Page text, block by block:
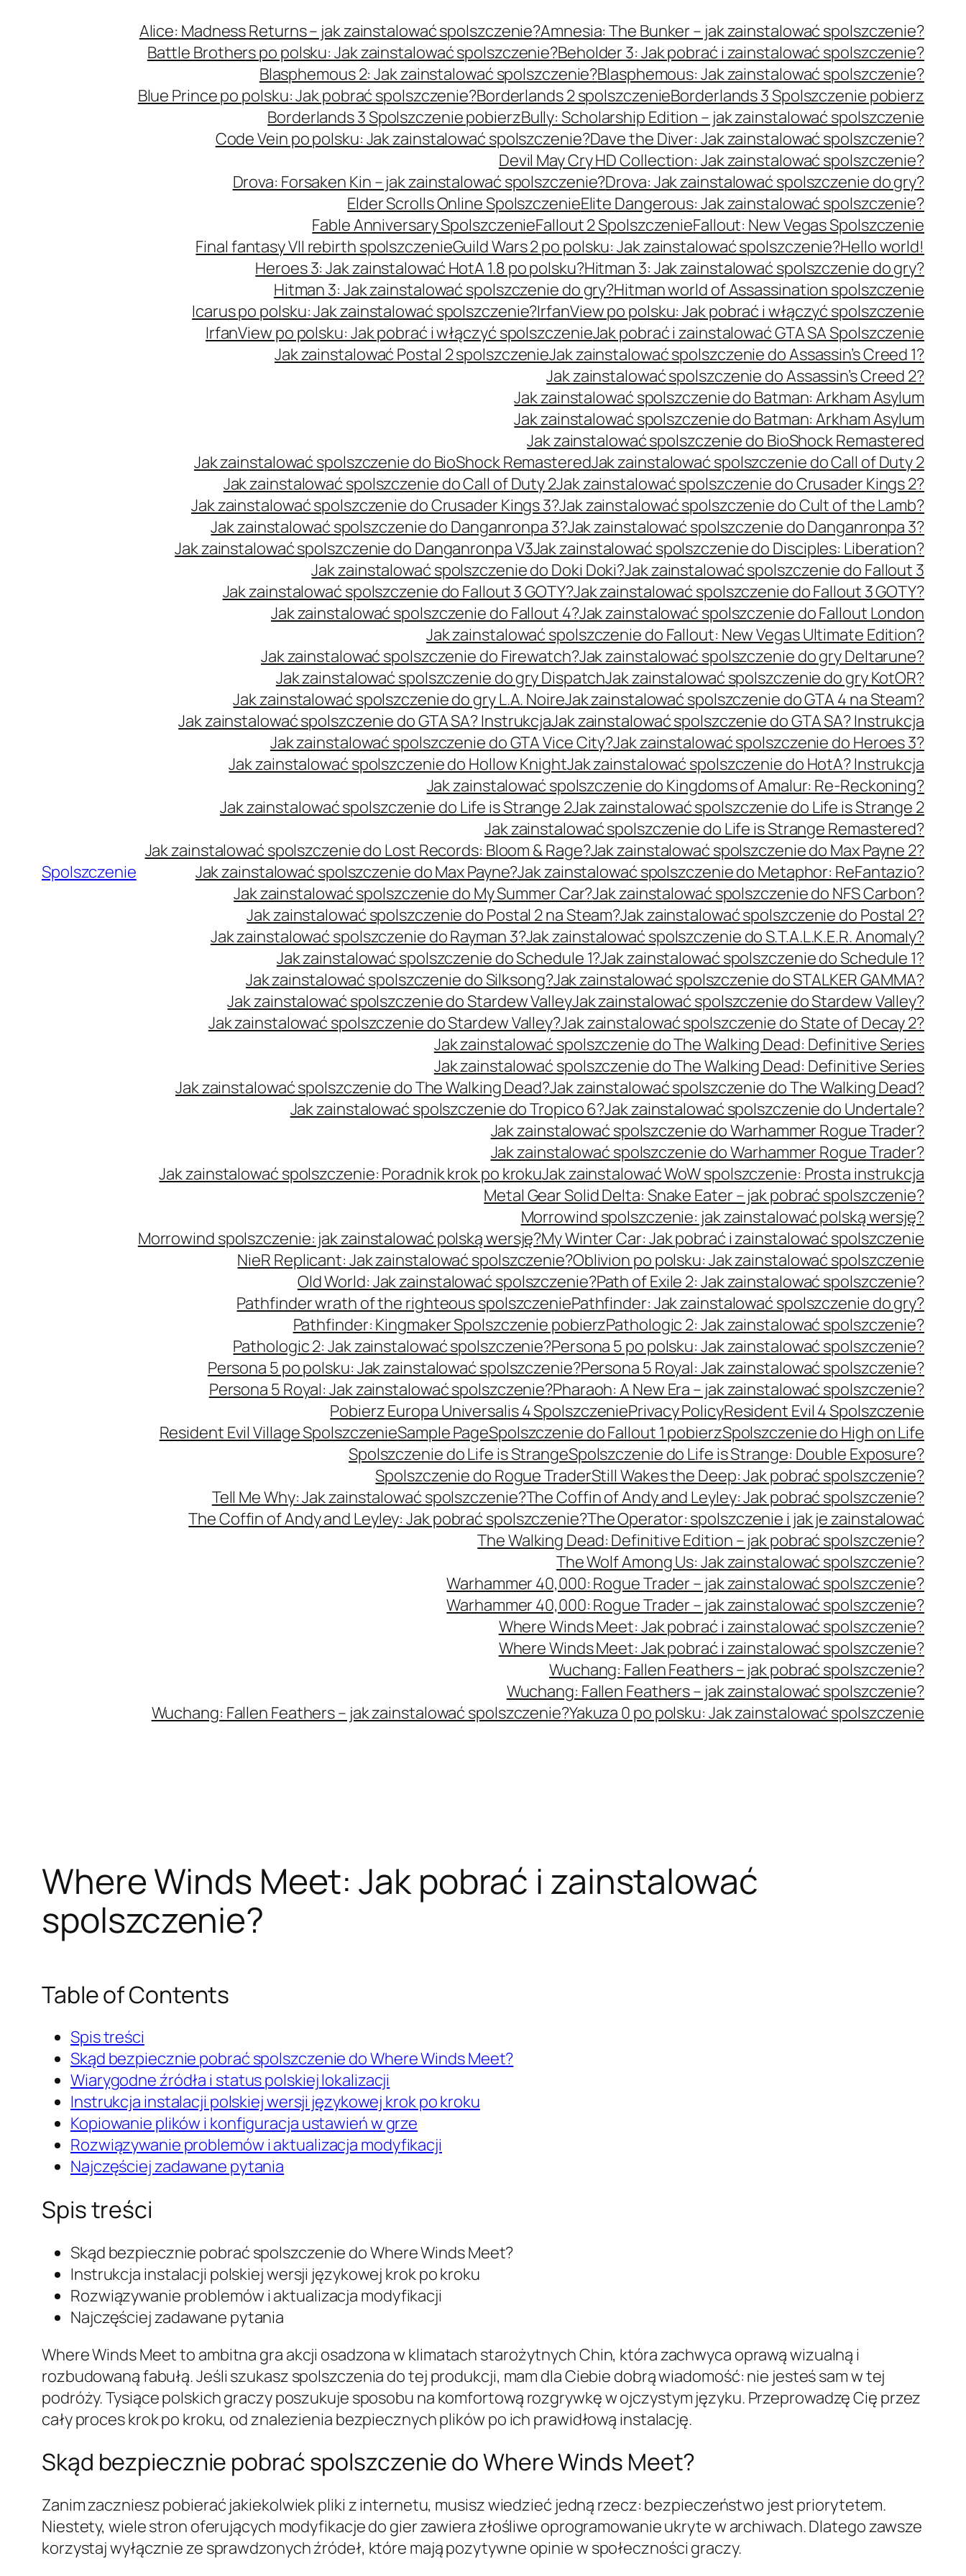
Spolszczenie
Alice: Madness Returns – jak zainstalować spolszczenie?Amnesia: The Bunker – jak zainstalować spolszczenie?
Battle Brothers po polsku: Jak zainstalować spolszczenie?Beholder 3: Jak pobrać i zainstalować spolszczenie?
Blasphemous 2: Jak zainstalować spolszczenie?Blasphemous: Jak zainstalować spolszczenie?
Blue Prince po polsku: Jak pobrać spolszczenie?Borderlands 2 spolszczenieBorderlands 3 Spolszczenie pobierz
Borderlands 3 Spolszczenie pobierzBully: Scholarship Edition – jak zainstalować spolszczenie
Code Vein po polsku: Jak zainstalować spolszczenie?Dave the Diver: Jak zainstalować spolszczenie?
Devil May Cry HD Collection: Jak zainstalować spolszczenie?
Drova: Forsaken Kin – jak zainstalować spolszczenie?Drova: Jak zainstalować spolszczenie do gry?
Elder Scrolls Online SpolszczenieElite Dangerous: Jak zainstalować spolszczenie?
Fable Anniversary SpolszczenieFallout 2 SpolszczenieFallout: New Vegas Spolszczenie
Final fantasy VII rebirth spolszczenieGuild Wars 2 po polsku: Jak zainstalować spolszczenie?Hello world!
Heroes 3: Jak zainstalować HotA 1.8 po polsku?Hitman 3: Jak zainstalować spolszczenie do gry?
Hitman 3: Jak zainstalować spolszczenie do gry?Hitman world of Assassination spolszczenie
Icarus po polsku: Jak zainstalować spolszczenie?IrfanView po polsku: Jak pobrać i włączyć spolszczenie
IrfanView po polsku: Jak pobrać i włączyć spolszczenieJak pobrać i zainstalować GTA SA Spolszczenie
Jak zainstalować Postal 2 spolszczenieJak zainstalować spolszczenie do Assassin’s Creed 1?
Jak zainstalować spolszczenie do Assassin’s Creed 2?
Jak zainstalować spolszczenie do Batman: Arkham Asylum
Jak zainstalować spolszczenie do Batman: Arkham Asylum
Jak zainstalować spolszczenie do BioShock Remastered
Jak zainstalować spolszczenie do BioShock RemasteredJak zainstalować spolszczenie do Call of Duty 2
Jak zainstalować spolszczenie do Call of Duty 2Jak zainstalować spolszczenie do Crusader Kings 2?
Jak zainstalować spolszczenie do Crusader Kings 3?Jak zainstalować spolszczenie do Cult of the Lamb?
Jak zainstalować spolszczenie do Danganronpa 3?Jak zainstalować spolszczenie do Danganronpa 3?
Jak zainstalować spolszczenie do Danganronpa V3Jak zainstalować spolszczenie do Disciples: Liberation?
Jak zainstalować spolszczenie do Doki Doki?Jak zainstalować spolszczenie do Fallout 3
Jak zainstalować spolszczenie do Fallout 3 GOTY?Jak zainstalować spolszczenie do Fallout 3 GOTY?
Jak zainstalować spolszczenie do Fallout 4?Jak zainstalować spolszczenie do Fallout London
Jak zainstalować spolszczenie do Fallout: New Vegas Ultimate Edition?
Jak zainstalować spolszczenie do Firewatch?Jak zainstalować spolszczenie do gry Deltarune?
Jak zainstalować spolszczenie do gry DispatchJak zainstalować spolszczenie do gry KotOR?
Jak zainstalować spolszczenie do gry L.A. NoireJak zainstalować spolszczenie do GTA 4 na Steam?
Jak zainstalować spolszczenie do GTA SA? InstrukcjaJak zainstalować spolszczenie do GTA SA? Instrukcja
Jak zainstalować spolszczenie do GTA Vice City?Jak zainstalować spolszczenie do Heroes 3?
Jak zainstalować spolszczenie do Hollow KnightJak zainstalować spolszczenie do HotA? Instrukcja
Jak zainstalować spolszczenie do Kingdoms of Amalur: Re-Reckoning?
Jak zainstalować spolszczenie do Life is Strange 2Jak zainstalować spolszczenie do Life is Strange 2
Jak zainstalować spolszczenie do Life is Strange Remastered?
Jak zainstalować spolszczenie do Lost Records: Bloom & Rage?Jak zainstalować spolszczenie do Max Payne 2?
Jak zainstalować spolszczenie do Max Payne?Jak zainstalować spolszczenie do Metaphor: ReFantazio?
Jak zainstalować spolszczenie do My Summer Car?Jak zainstalować spolszczenie do NFS Carbon?
Jak zainstalować spolszczenie do Postal 2 na Steam?Jak zainstalować spolszczenie do Postal 2?
Jak zainstalować spolszczenie do Rayman 3?Jak zainstalować spolszczenie do S.T.A.L.K.E.R. Anomaly?
Jak zainstalować spolszczenie do Schedule 1?Jak zainstalować spolszczenie do Schedule 1?
Jak zainstalować spolszczenie do Silksong?Jak zainstalować spolszczenie do STALKER GAMMA?
Jak zainstalować spolszczenie do Stardew ValleyJak zainstalować spolszczenie do Stardew Valley?
Jak zainstalować spolszczenie do Stardew Valley?Jak zainstalować spolszczenie do State of Decay 2?
Jak zainstalować spolszczenie do The Walking Dead: Definitive Series
Jak zainstalować spolszczenie do The Walking Dead: Definitive Series
Jak zainstalować spolszczenie do The Walking Dead?Jak zainstalować spolszczenie do The Walking Dead?
Jak zainstalować spolszczenie do Tropico 6?Jak zainstalować spolszczenie do Undertale?
Jak zainstalować spolszczenie do Warhammer Rogue Trader?
Jak zainstalować spolszczenie do Warhammer Rogue Trader?
Jak zainstalować spolszczenie: Poradnik krok po krokuJak zainstalować WoW spolszczenie: Prosta instrukcja
Metal Gear Solid Delta: Snake Eater – jak pobrać spolszczenie?
Morrowind spolszczenie: jak zainstalować polską wersję?
Morrowind spolszczenie: jak zainstalować polską wersję?My Winter Car: Jak pobrać i zainstalować spolszczenie
NieR Replicant: Jak zainstalować spolszczenie?Oblivion po polsku: Jak zainstalować spolszczenie
Old World: Jak zainstalować spolszczenie?Path of Exile 2: Jak zainstalować spolszczenie?
Pathfinder wrath of the righteous spolszczeniePathfinder: Jak zainstalować spolszczenie do gry?
Pathfinder: Kingmaker Spolszczenie pobierzPathologic 2: Jak zainstalować spolszczenie?
Pathologic 2: Jak zainstalować spolszczenie?Persona 5 po polsku: Jak zainstalować spolszczenie?
Persona 5 po polsku: Jak zainstalować spolszczenie?Persona 5 Royal: Jak zainstalować spolszczenie?
Persona 5 Royal: Jak zainstalować spolszczenie?Pharaoh: A New Era – jak zainstalować spolszczenie?
Pobierz Europa Universalis 4 SpolszczeniePrivacy PolicyResident Evil 4 Spolszczenie
Resident Evil Village SpolszczenieSample PageSpolszczenie do Fallout 1 pobierzSpolszczenie do High on Life
Spolszczenie do Life is StrangeSpolszczenie do Life is Strange: Double Exposure?
Spolszczenie do Rogue TraderStill Wakes the Deep: Jak pobrać spolszczenie?
Tell Me Why: Jak zainstalować spolszczenie?The Coffin of Andy and Leyley: Jak pobrać spolszczenie?
The Coffin of Andy and Leyley: Jak pobrać spolszczenie?The Operator: spolszczenie i jak je zainstalować
The Walking Dead: Definitive Edition – jak pobrać spolszczenie?
The Wolf Among Us: Jak zainstalować spolszczenie?
Warhammer 40,000: Rogue Trader – jak zainstalować spolszczenie?
Warhammer 40,000: Rogue Trader – jak zainstalować spolszczenie?
Where Winds Meet: Jak pobrać i zainstalować spolszczenie?
Where Winds Meet: Jak pobrać i zainstalować spolszczenie?
Wuchang: Fallen Feathers – jak pobrać spolszczenie?
Wuchang: Fallen Feathers – jak zainstalować spolszczenie?
Wuchang: Fallen Feathers – jak zainstalować spolszczenie?Yakuza 0 po polsku: Jak zainstalować spolszczenie
Where Winds Meet: Jak pobrać i zainstalować
spolszczenie?
Table of Contents
Spis treści
Skąd bezpiecznie pobrać spolszczenie do Where Winds Meet?
Wiarygodne źródła i status polskiej lokalizacji
Instrukcja instalacji polskiej wersji językowej krok po kroku
Kopiowanie plików i konfiguracja ustawień w grze
Rozwiązywanie problemów i aktualizacja modyfikacji
Najczęściej zadawane pytania
Spis treści
Skąd bezpiecznie pobrać spolszczenie do Where Winds Meet?
Instrukcja instalacji polskiej wersji językowej krok po kroku
Rozwiązywanie problemów i aktualizacja modyfikacji
Najczęściej zadawane pytania
Where Winds Meet to ambitna gra akcji osadzona w klimatach starożytnych Chin, która zachwyca oprawą wizualną i
rozbudowaną fabułą. Jeśli szukasz spolszczenia do tej produkcji, mam dla Ciebie dobrą wiadomość: nie jesteś sam w tej
podróży. Tysiące polskich graczy poszukuje sposobu na komfortową rozgrywkę w ojczystym języku. Przeprowadzę Cię przez
cały proces krok po kroku, od znalezienia bezpiecznych plików po ich prawidłową instalację.
Skąd bezpiecznie pobrać spolszczenie do Where Winds Meet?
Zanim zaczniesz pobierać jakiekolwiek pliki z internetu, musisz wiedzieć jedną rzecz: bezpieczeństwo jest priorytetem.
Niestety, wiele stron oferujących modyfikacje do gier zawiera złośliwe oprogramowanie ukryte w archiwach. Dlatego zawsze
korzystaj wyłącznie ze sprawdzonych źródeł, które mają pozytywne opinie w społeczności graczy.